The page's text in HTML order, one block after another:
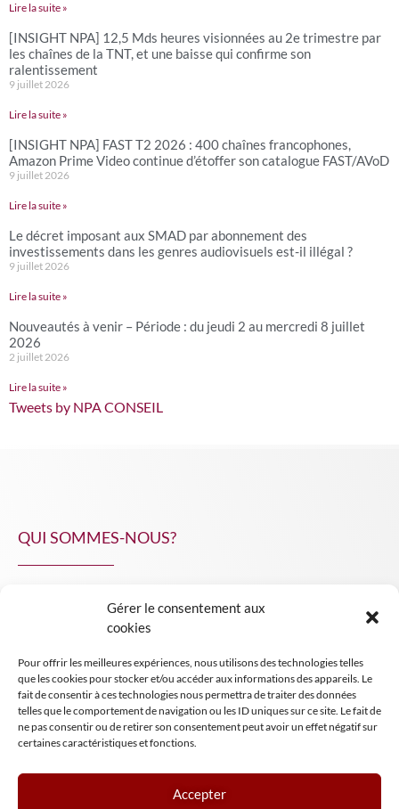
Gérer le consentement aux
cookies
Pour offrir les meilleures expériences, nous utilisons des technologies telles
que les cookies pour stocker et/ou accéder aux informations des appareils. Le
fait de consentir à ces technologies nous permettra de traiter des données
telles que le comportement de navigation ou les ID uniques sur ce site. Le fait de
ne pas consentir ou de retirer son consentement peut avoir un effet négatif sur
certaines caractéristiques et fonctions.
Accepter
Lire la suite »
[INSIGHT NPA] 12,5 Mds heures visionnées au 2e trimestre par
les chaînes de la TNT, et une baisse qui confirme son
ralentissement
9 juillet 2026
Lire la suite »
[INSIGHT NPA] FAST T2 2026 : 400 chaînes francophones,
Amazon Prime Video continue d’étoffer son catalogue FAST/AVoD
9 juillet 2026
Lire la suite »
Le décret imposant aux SMAD par abonnement des
investissements dans les genres audiovisuels est-il illégal ?
9 juillet 2026
Lire la suite »
Nouveautés à venir – Période : du jeudi 2 au mercredi 8 juillet
2026
2 juillet 2026
Lire la suite »
Tweets by NPA CONSEIL
QUI SOMMES-NOUS?
INSIGHT NPA